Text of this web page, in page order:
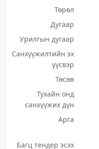
Төрөл
Дугаар
Урилгын дугаар
Санхүүжилтийн эх
үүсвэр
Төсөв
Тухайн онд
санхүүжих дүн
Арга
Багц тендер эсэх